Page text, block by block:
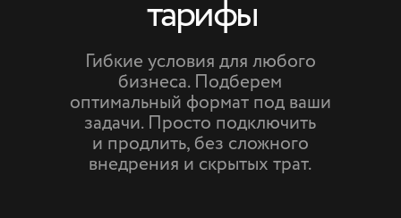
тарифы
Гибкие условия для любого
бизнеса. Подберем
оптимальный формат под ваши
задачи. Просто подключить
и продлить, без сложного
внедрения и скрытых трат.